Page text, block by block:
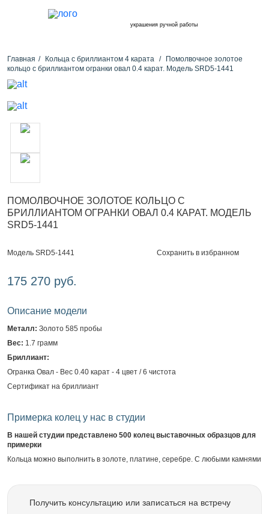
украшения ручной работы
Главная Кольца с бриллиантом 4 карата
Помолвочное золотое
кольцо с бриллиантом огранки овал 0.4 карат. Модель SRD5-1441
ПОМОЛВОЧНОЕ ЗОЛОТОЕ КОЛЬЦО С
БРИЛЛИАНТОМ ОГРАНКИ ОВАЛ 0.4 КАРАТ. МОДЕЛЬ
SRD5-1441
Модель SRD5-1441 Сохранить в избранном
175 270 руб.
Описание модели
Металл: Золото 585 пробы
Вес: 1.7 грамм
Бриллиант:
Огранка Овал - Вес 0.40 карат - 4 цвет / 6 чистота
Сертификат на бриллиант
Примерка колец у нас в студии
В нашей студии представлено 500 колец выставочных образцов для
примерки
Кольца можно выполнить в золоте, платине, серебре. С любыми камнями
Получить консультацию или записаться на встречу